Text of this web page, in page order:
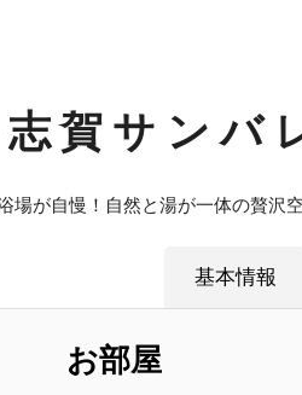
賀サンバ
場が自慢！自然と湯が一体の贅沢
基本情報
お部屋